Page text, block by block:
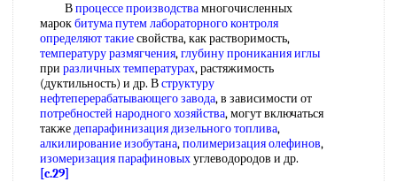
Впроцессе производствамногочисленных
марокбитума путемлабораторного контроля
определяют такиесвойства, как растворимость,
температуру размягчения,глубину проникания иглы
при различных температурах, растяжимость
(дуктильность) и др. Вструктуру
нефтеперерабатывающего завода, в зависимости от
потребностей народного хозяйства, могут включаться
такжедепарафинизация дизельного топлива,
алкилирование изобутана,полимеризация олефинов,
изомеризация парафиновыхуглеводородов и др.
[c.29]